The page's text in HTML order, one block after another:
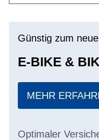
Günstig zum
E-BIKE &
MEHR
Optimaler